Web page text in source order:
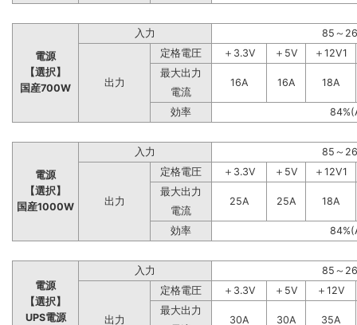
電源
【選択】
国産700W
入力 85～
出力
定格電圧 ＋3.3V ＋5V
＋12V1
最大出力
16A
16A
18A
電流
効率
電源
【選択】
国産1000W
入力 85～
出力
定格電圧 ＋3.3V ＋5V
＋12V1
最大出力
25A
25A
18A
電流
効率
電源
【選択】
UPS電源
入力 85～
出力
定格電圧 ＋3.3V ＋5V
＋12V
最大出力
30A
30A
35A